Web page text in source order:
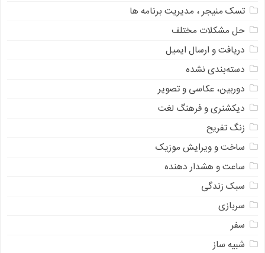
تسک منیجر ، مدیریت برنامه ها
حل مشکلات مختلف
دریافت و ارسال ایمیل
دسته‌بندی نشده
دوربین، عکاسی و تصویر
دیکشنری و فرهنگ لغت
زنگ تفریح
ساخت و ویرایش موزیک
ساعت و هشدار دهنده
سبک زندگی
سربازی
سفر
شبیه ساز